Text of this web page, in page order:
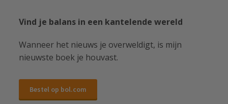
Vind je balans in een kantelende wereld
Wanneer het nieuws je overweldigt, is mijn
nieuwste boek je houvast.
Bestel op bol.com